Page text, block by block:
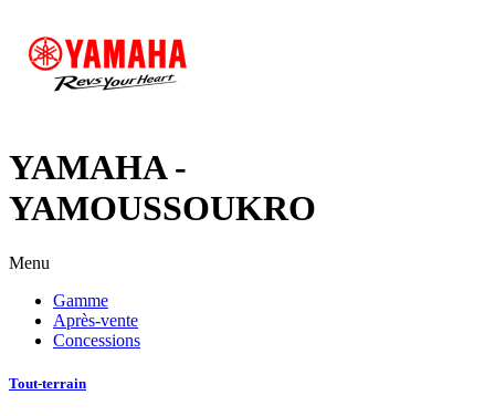
YAMAHA -
YAMOUSSOUKRO
Menu
Gamme
Après-vente
Concessions
Tout-terrain